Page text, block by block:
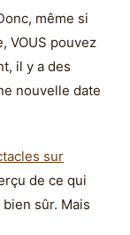
même si
VOUS pouvez
il y a des
nouvelle date
sur
de ce qui
sûr. Mais